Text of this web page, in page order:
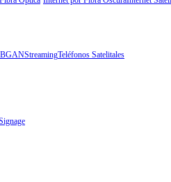
BGANStreamingTeléfonos Satelitales